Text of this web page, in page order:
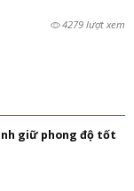
4279 lượt xem
giữ phong độ tốt